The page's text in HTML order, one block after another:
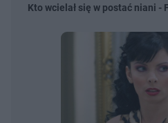
Kto wcielał się w postać niani -